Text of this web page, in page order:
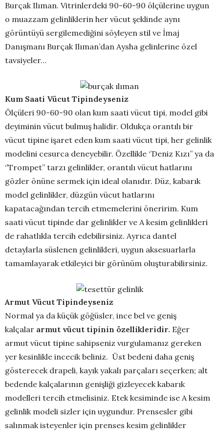
Burçak Ilıman. Vitrinlerdeki 90-60-90 ölçülerine uygun
o muazzam gelinliklerin her vücut şeklinde aynı
görüntüyü sergilemediğini söyleyen stil ve İmaj
Danışmanı Burçak Ilıman’dan Aysha gelinlerine özel
tavsiyeler…
Kum Saati Vücut Tipindeyseniz
Ölçüleri 90-60-90 olan kum saati vücut tipi, model gibi
deyiminin vücut bulmuş halidir. Oldukça orantılı bir
vücut tipine işaret eden kum saati vücut tipi, her gelinlik
modelini cesurca deneyebilir. Özellikle ‘’Deniz Kızı’’ ya da
‘’Trompet’’ tarzı gelinlikler, orantılı vücut hatlarını
gözler önüne sermek için ideal olanıdır. Düz, kabarık
model gelinlikler, düzgün vücut hatlarını
kapatacağından tercih etmemelerini öneririm. Kum
saati vücut tipinde dar gelinlikler ve A kesim gelinlikleri
de rahatlıkla tercih edebilirsiniz. Ayrıca dantel
detaylarla süslenen gelinlikleri, uygun aksesuarlarla
tamamlayarak etkileyici bir görünüm oluşturabilirsiniz.
Armut Vücut Tipindeyseniz
Normal ya da küçük göğüsler, ince bel ve geniş
kalçalar armut vücut tipinin özellikleridir. Eğer
armut vücut tipine sahipseniz vurgulamanız gereken
yer kesinlikle incecik beliniz. Üst bedeni daha geniş
gösterecek drapeli, kayık yakalı parçaları seçerken; alt
bedende kalçalarının genişliği gizleyecek kabarık
modelleri tercih etmelisiniz. Etek kesiminde ise A kesim
gelinlik modeli sizler için uygundur. Prensesler gibi
salınmak isteyenler için prenses kesim gelinlikler